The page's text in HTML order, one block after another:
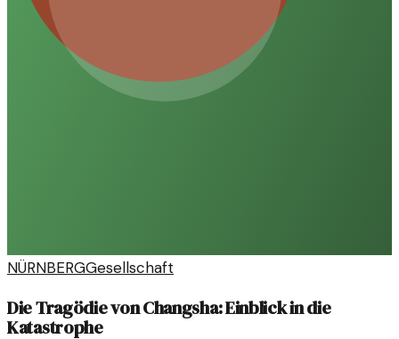
NÜRNBERGGesellschaft
Die Tragödie von Changsha: Einblick in die
Katastrophe